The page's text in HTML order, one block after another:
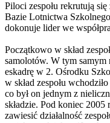
Piloci zespołu rekrutują
Bazie Lotnictwa
dokonuje lider we
Początkowo w skład
samolotów. W tym samym
eskadrę w 2. Ośrodku
w skład zespołu
co był on jednym z
składzie. Pod koniec
zawiesić działalność